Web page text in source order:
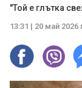
"Той е глътка
13:31 | 20 май 2026